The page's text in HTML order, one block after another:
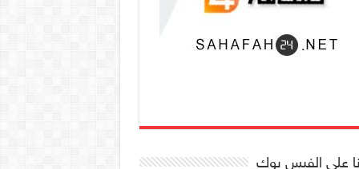
على الفيس بوك